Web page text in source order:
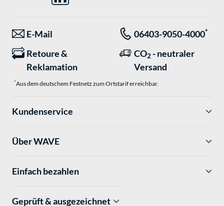
E-Mail 06403-9050-4000*
Retoure &
Reklamation
CO2 - neutraler
Versand
*Aus dem deutschem Festnetz zum Ortstarif erreichbar.
Kundenservice
Über WAVE
Einfach bezahlen
Geprüft & ausgezeichnet